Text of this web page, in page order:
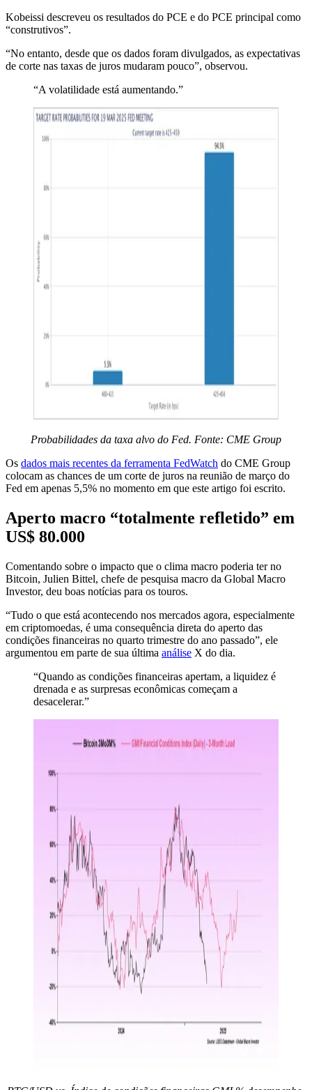
Kobeissi descreveu os resultados do PCE e do PCE principal como
“construtivos”.
“No entanto, desde que os dados foram divulgados, as expectativas
de corte nas taxas de juros mudaram pouco”, observou.
“A volatilidade está aumentando.”
Probabilidades da taxa alvo do Fed. Fonte: CME Group
Os dados mais recentes da ferramenta FedWatch do CME Group
colocam as chances de um corte de juros na reunião de março do
Fed em apenas 5,5% no momento em que este artigo foi escrito.
Aperto macro “totalmente refletido” em
US$ 80.000
Comentando sobre o impacto que o clima macro poderia ter no
Bitcoin, Julien Bittel, chefe de pesquisa macro da Global Macro
Investor, deu boas notícias para os touros.
“Tudo o que está acontecendo nos mercados agora, especialmente
em criptomoedas, é uma consequência direta do aperto das
condições financeiras no quarto trimestre do ano passado”, ele
argumentou em parte de sua última análise X do dia.
“Quando as condições financeiras apertam, a liquidez é
drenada e as surpresas econômicas começam a
desacelerar.”